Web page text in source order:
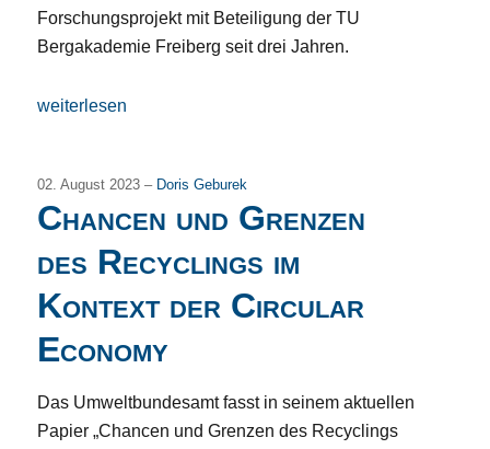
Forschungsprojekt mit Beteiligung der TU
Bergakademie Freiberg seit drei Jahren.
„Neues Verfahren: Edelmetalle aus Elektrokatalysatoren
weiterlesen
02. August 2023 – Doris Geburek
Chancen und Grenzen
des Recyclings im
Kontext der Circular
Economy
Das Umweltbundesamt fasst in seinem aktuellen
Papier „Chancen und Grenzen des Recyclings